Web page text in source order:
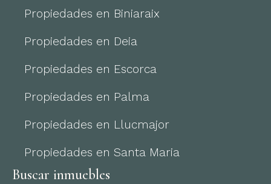
Propiedades en Biniaraix
Propiedades en Deia
Propiedades en Escorca
Propiedades en Palma
Propiedades en Llucmajor
Propiedades en Santa Maria
Buscar inmuebles